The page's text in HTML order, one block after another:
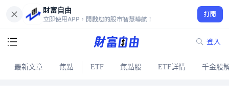
財富自由
立即使用APP，開啟您的股市智慧導航！
打開
登入
最新文章 焦點 ETF 焦點股 ETF詳情 千金股